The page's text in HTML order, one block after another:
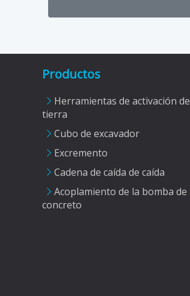
Productos
Herramientas de activación de
tierra
Cubo de excavador
Excremento
Cadena de caída de caída
Acoplamiento de la bomba de
concreto